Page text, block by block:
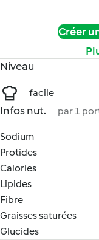
Créer
Niveau
facile
Infos nut. par 1
Sodium
Protides
Calories
Lipides
Fibre
Graisses saturées
Glucides